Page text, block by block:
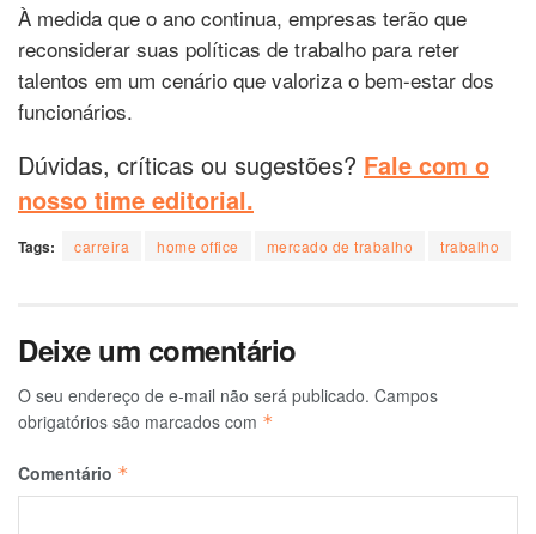
À medida que o ano continua, empresas terão que
reconsiderar suas políticas de trabalho para reter
talentos em um cenário que valoriza o bem-estar dos
funcionários.
Dúvidas, críticas ou sugestões? Fale com o
nosso time editorial.
Tags: carreira home office mercado de trabalho trabalho
Deixe um comentário
O seu endereço de e-mail não será publicado. Campos
obrigatórios são marcados com *
Comentário *